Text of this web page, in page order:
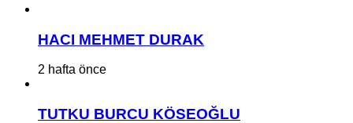
HACI MEHMET DURAK
2 hafta önce
TUTKU BURCU KÖSEOĞLU